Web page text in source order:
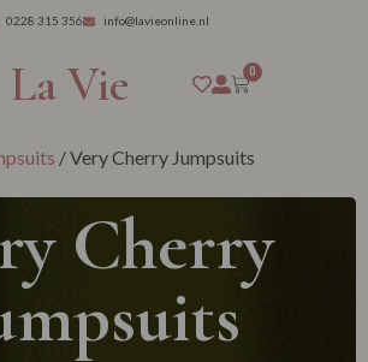
0228 315 356 info@lavieonline.nl
La Vie 0
/ Very Cherry Jumpsuits
Cherry